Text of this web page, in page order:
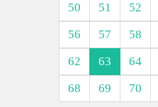
50
51 52
56
57 58
62
63 64
68
69 70